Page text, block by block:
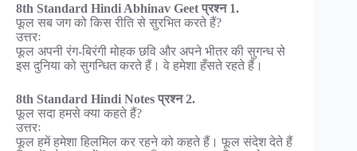
8th Standard Hindi Abhinav Geet प्रश्न 1.
फूल सब जग को किस रीति से सुरभित करते हैं?
उत्तरः
फूल अपनी रंग-बिरंगी मोहक छवि और अपने भीतर की सुगन्ध से
इस दुनिया को सुगन्धित करते हैं। वे हमेशा हँसते रहते हैं।
8th Standard Hindi Notes प्रश्न 2.
फूल सदा हमसे क्या कहते हैं?
उत्तरः
फूल हमें हमेशा हिलमिल कर रहने को कहते हैं। फूल संदेश देते हैं